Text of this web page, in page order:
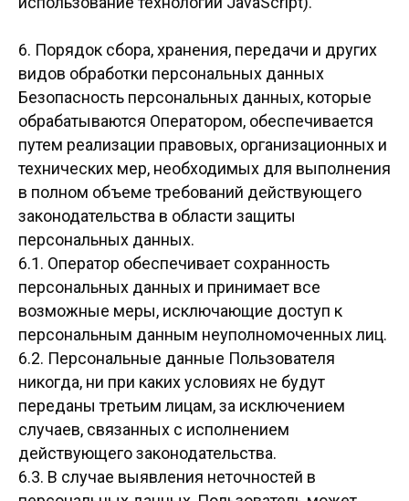
6. Порядок сбора, хранения, передачи и других
видов обработки персональных данных
Безопасность персональных данных, которые
обрабатываются Оператором, обеспечивается
путем реализации правовых, организационных и
технических мер, необходимых для выполнения
в полном объеме требований действующего
законодательства в области защиты
персональных данных.
6.1. Оператор обеспечивает сохранность
персональных данных и принимает все
возможные меры, исключающие доступ к
персональным данным неуполномоченных лиц.
6.2. Персональные данные Пользователя
никогда, ни при каких условиях не будут
переданы третьим лицам, за исключением
случаев, связанных с исполнением
действующего законодательства.
6.3. В случае выявления неточностей в